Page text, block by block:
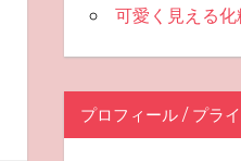
可愛く見える化
プロフィール / プラ